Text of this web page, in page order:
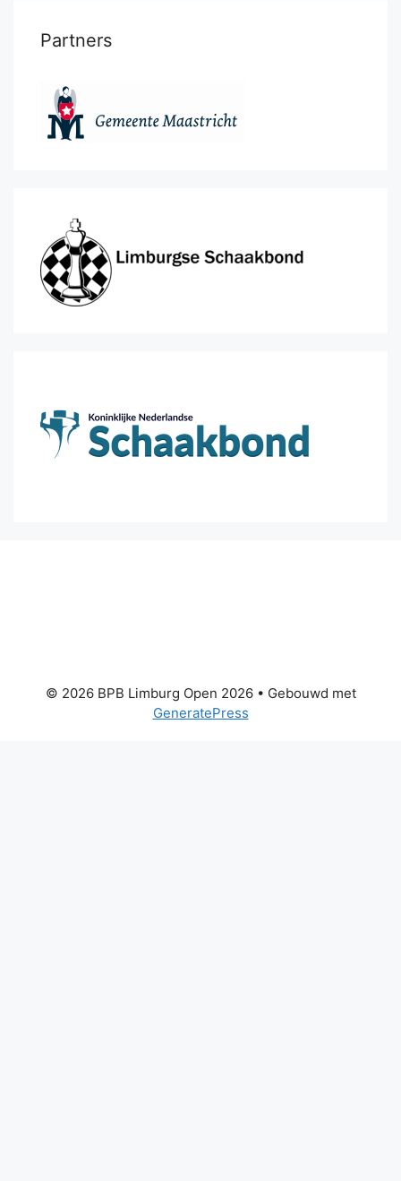
Partners
© 2026 BPB Limburg Open 2026• Gebouwd met
GeneratePress